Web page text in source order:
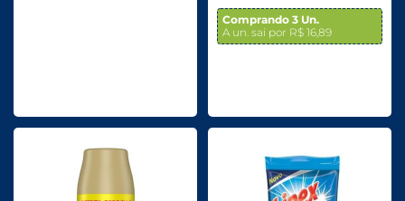
Comprando 3 Un.
A un. sai por R$ 16,89